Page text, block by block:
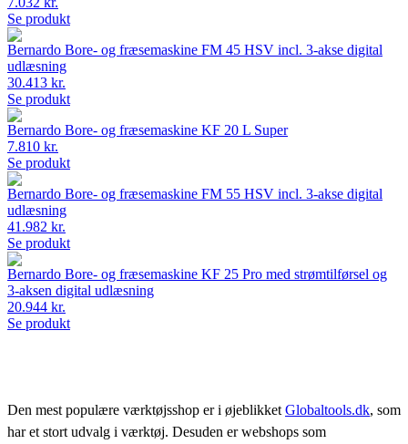
Se produkt
Bernardo Bore- og fræsemaskine FM 45 HSV incl. 3-akse digital
udlæsning
30.413 kr.
Se produkt
Bernardo Bore- og fræsemaskine KF 20 L Super
7.810 kr.
Se produkt
Bernardo Bore- og fræsemaskine FM 55 HSV incl. 3-akse digital
udlæsning
41.982 kr.
Se produkt
Bernardo Bore- og fræsemaskine KF 25 Pro med strømtilførsel og
3-aksen digital udlæsning
20.944 kr.
Se produkt
Den mest populære værktøjsshop er i øjeblikket Globaltools.dk, som
har et stort udvalg i værktøj. Desuden er webshops som